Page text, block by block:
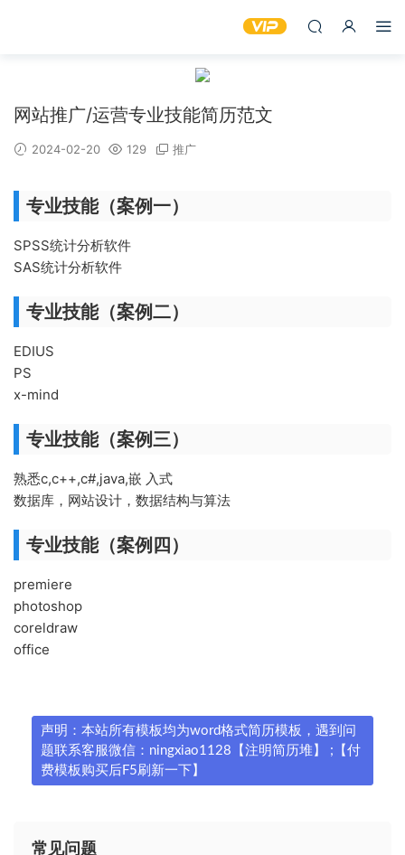
网站推广/运营专业技能简历范文
2024-02-20 129 推广
专业技能（案例一）
SPSS统计分析软件
SAS统计分析软件
专业技能（案例二）
EDIUS
PS
x-mind
专业技能（案例三）
熟悉c,c++,c#,java,嵌 入式
数据库，网站设计，数据结构与算法
专业技能（案例四）
premiere
photoshop
coreldraw
office
声明：本站所有模板均为word格式简历模板，遇到问
题联系客服微信：ningxiao1128【注明简历堆】 ;【付
费模板购买后F5刷新一下】
常见问题